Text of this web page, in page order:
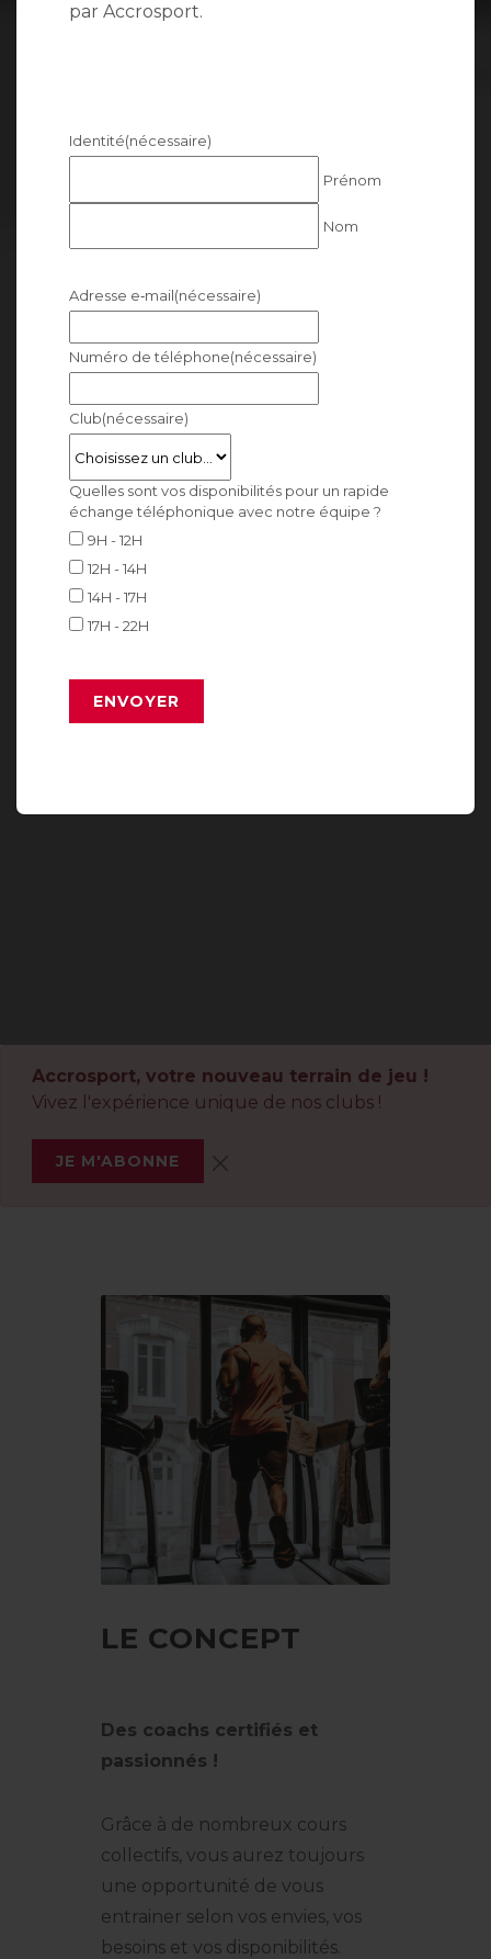
par Accrosport.
Identité(nécessaire)
Prénom
Nom
Adresse e‑mail(nécessaire)
Numéro de téléphone(nécessaire)
Club(nécessaire)
Quelles sont vos disponibilités pour un rapide
échange téléphonique avec notre équipe ?
9H - 12H
12H - 14H
14H - 17H
17H - 22H
Accrosport, votre nouveau terrain de jeu !
Vivez l'expérience unique de nos clubs !
JE M'ABONNE
LE CONCEPT
Des coachs certifiés et
passionnés !
Grâce à de nombreux cours
collectifs, vous aurez toujours
une opportunité de vous
entrainer selon vos envies, vos
besoins et vos disponibilités.